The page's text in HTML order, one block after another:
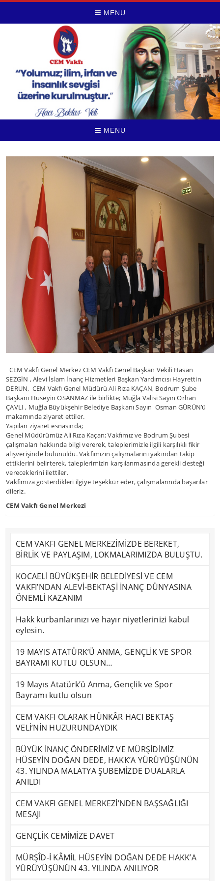
MENU
MENU
CEM Vakfı Genel Merkez CEM Vakfı Genel Başkan Vekili Hasan
SEZGİN , Alevi İslam İnanç Hizmetleri Başkan Yardımcısı Hayrettin
DERUN, CEM Vakfı Genel Müdürü Ali Rıza KAÇAN, Bodrum Şube
Başkanı Hüseyin OSANMAZ ile birlikte; Muğla Valisi Sayın Orhan
ÇAVLI , Muğla Büyükşehir Belediye Başkanı Sayın Osman GÜRÜN’ü
makamında ziyaret ettiler.
Yapılan ziyaret esnasında;
Genel Müdürümüz Ali Rıza Kaçan; Vakfımız ve Bodrum Şubesi
çalışmaları hakkında bilgi vererek, taleplerimizle ilgili karşılıklı fikir
alışverişinde bulunuldu. Vakfımızın çalışmalarını yakından takip
ettiklerini belirterek, taleplerimizin karşılanmasında gerekli desteği
vereceklerini ilettiler.
Vakfımıza gösterdikleri ilgiye teşekkür eder, çalışmalarında başarılar
dileriz.
CEM Vakfı Genel Merkezi
CEM VAKFI GENEL MERKEZİMİZDE BEREKET,
BİRLİK VE PAYLAŞIM, LOKMALARIMIZDA BULUŞTU.
KOCAELİ BÜYÜKŞEHİR BELEDİYESİ VE CEM
VAKFI’NDAN ALEVİ-BEKTAŞİ İNANÇ DÜNYASINA
ÖNEMLİ KAZANIM
Hakk kurbanlarınızı ve hayır niyetlerinizi kabul
eylesin.
19 MAYIS ATATÜRK’Ü ANMA, GENÇLİK VE SPOR
BAYRAMI KUTLU OLSUN…
19 Mayıs Atatürk’ü Anma, Gençlik ve Spor
Bayramı kutlu olsun
CEM VAKFI OLARAK HÜNKÂR HACI BEKTAŞ
VELİ’NİN HUZURUNDAYDIK
BÜYÜK İNANÇ ÖNDERİMİZ VE MÜRŞİDİMİZ
HÜSEYİN DOĞAN DEDE, HAKK’A YÜRÜYÜŞÜNÜN
43. YILINDA MALATYA ŞUBEMİZDE DUALARLA
ANILDI
CEM VAKFI GENEL MERKEZİ’NDEN BAŞSAĞLIĞI
MESAJI
GENÇLİK CEMİMİZE DAVET
MÜRŞÎD-İ KÂMİL HÜSEYİN DOĞAN DEDE HAKK’A
YÜRÜYÜŞÜNÜN 43. YILINDA ANILIYOR